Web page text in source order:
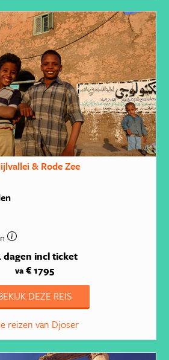
& Rode Zee
dagen incl ticket
va€ 1795
DEZE REIS
reizen van Djoser